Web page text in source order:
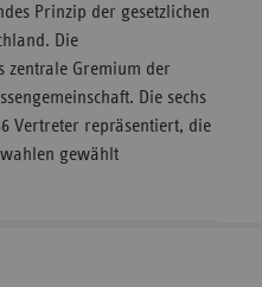
Prinzip der gesetzlichen
Die
zentrale Gremium der
Die sechs
Vertreter repräsentiert, die
gewählt